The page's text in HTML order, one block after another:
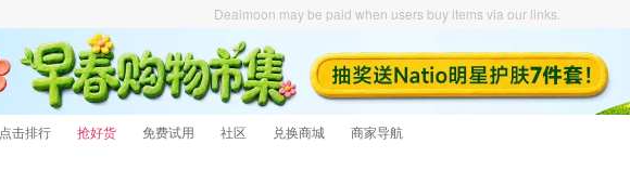
Dealmoon may be paid when users buy items via our links.
点击排行 抢好货 免费试用 社区 兑换商城 商家导航